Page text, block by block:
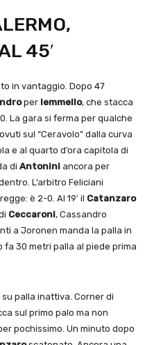
45′
in vantaggio. Dopo 47
per Iemmello, che stacca
La gara si ferma per qualche
sul “Ceravolo” dalla curva
e al quarto d’ora capitola di
di Antonini ancora per
L’arbitro Feliciani
è 2-0. Al 19′ il Catanzaro
Ceccaroni, Cassandro
a Joronen manda la palla in
fa 30 metri palla al piede prima
palla inattiva. Corner di
sul primo palo ma non
pochissimo. Un minuto dopo